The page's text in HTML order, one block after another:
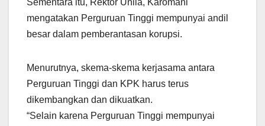
Sementara itu, Rektor Unila, Karomani
mengatakan Perguruan Tinggi mempunyai andil
besar dalam pemberantasan korupsi.
Menurutnya, skema-skema kerjasama antara
Perguruan Tinggi dan KPK harus terus
dikembangkan dan dikuatkan.
“Selain karena Perguruan Tinggi mempunyai